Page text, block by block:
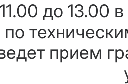
до 13.00
прием